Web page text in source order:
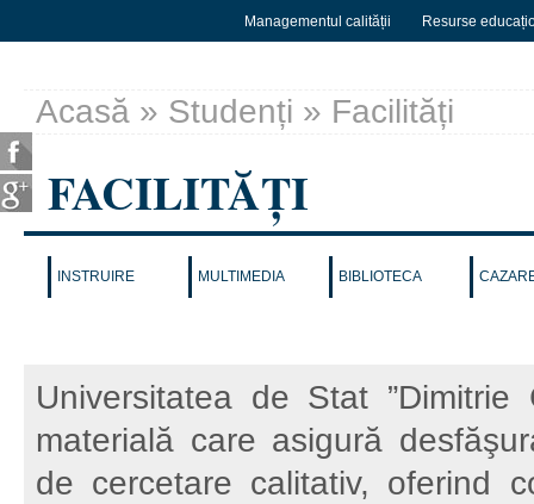
Managementul calității Resurse
Eşti aici
Acasă » Studenți » Facilități
FACILITĂȚI
INSTRUIRE MULTIMEDIA BIBLIOTECA
Universitatea de Stat
materială care asigură
de cercetare calitativ, oferind